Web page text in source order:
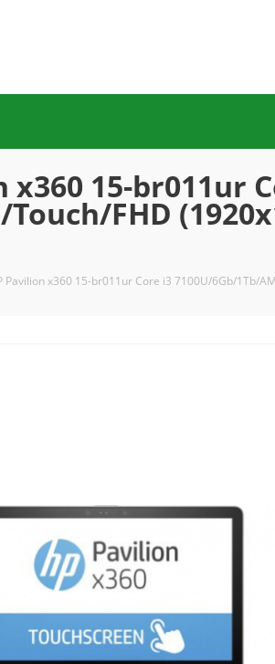
15-br011ur
FHD
x360 15-br011ur Core i3 7100U/6Gb/1Tb/